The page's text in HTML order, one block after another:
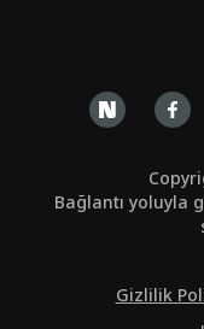
Bağlantı yoluyla
Gizlilik